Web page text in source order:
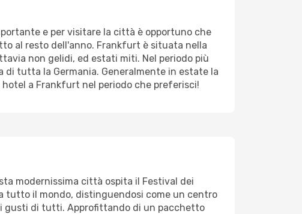
e per visitare la città è opportuno che
al resto dell'anno. Frankfurt è situata nella
non gelidi, ed estati miti. Nel periodo più
tutta la Germania. Generalmente in estate la
a Frankfurt nel periodo che preferisci!
modernissima città ospita il Festival dei
tutto il mondo, distinguendosi come un centro
i gusti di tutti. Approfittando di un pacchetto